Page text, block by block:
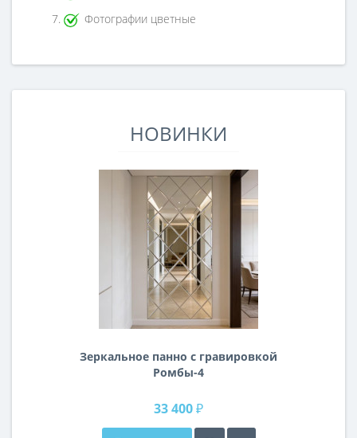
Фотографии цветные
НОВИНКИ
Зеркальное панно с гравировкой
Ромбы-4
33 400 ₽